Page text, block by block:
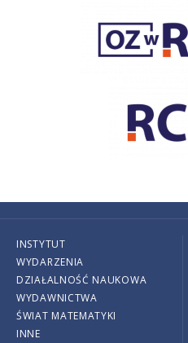
INSTYTUT
WYDARZENIA
DZIAŁALNOŚĆ NAUKOWA
WYDAWNICTWA
ŚWIAT MATEMATYKI
INNE